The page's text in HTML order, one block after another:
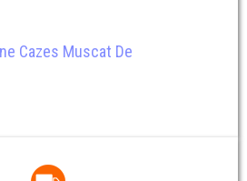
Cazes Muscat De